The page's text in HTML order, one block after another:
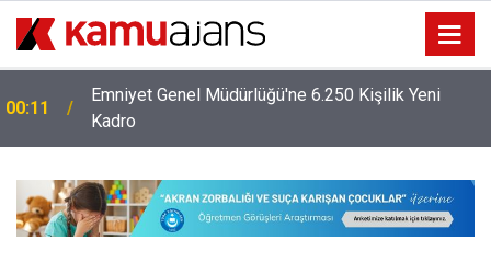
00:11
Emniyet Genel Müdürlüğü'ne 6.250 Kişilik Yeni
Kadro